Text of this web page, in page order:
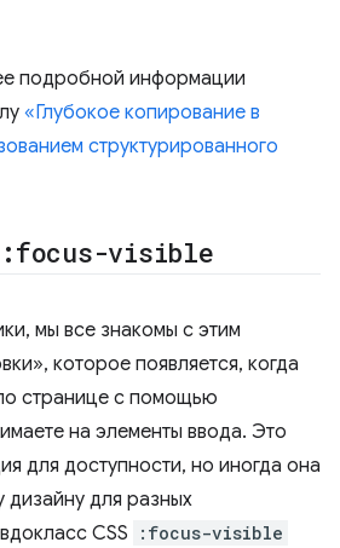
подробной информации
«Глубокое копирование в
структурированного
:focus-visible
мы все знакомы с этим
которое появляется, когда
странице с помощью
на элементы ввода. Это
для доступности, но иногда она
дизайну для разных
CSS
:focus-visible